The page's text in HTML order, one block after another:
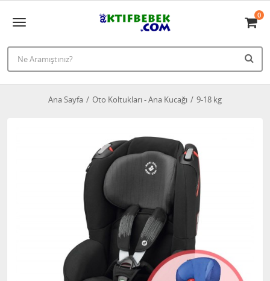
0
Ana Sayfa Oto Koltukları - Ana Kucağı 9-18 kg